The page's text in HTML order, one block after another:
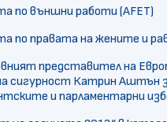
по външни работи (AFET)
по правата на жените и
представител на
сигурност Катрин Аштън
и парламентарни